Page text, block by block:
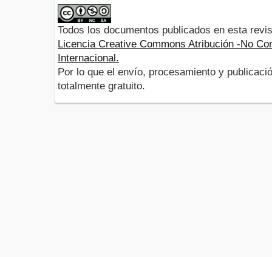
Todos los documentos publicados en esta
Licencia Creative Commons Atribución -No
Internacional.
Por lo que el envío, procesamiento y
totalmente gratuito.